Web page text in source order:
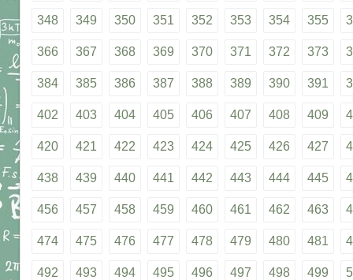
348 349 350 351 352 353 354 355
366 367 368 369 370 371 372 373
384 385 386 387 388 389 390 391
402 403 404 405 406 407 408 409
420 421 422 423 424 425 426 427
438 439 440 441 442 443 444 445
456 457 458 459 460 461 462 463
474 475 476 477 478 479 480 481
492 493 494 495 496 497 498 499